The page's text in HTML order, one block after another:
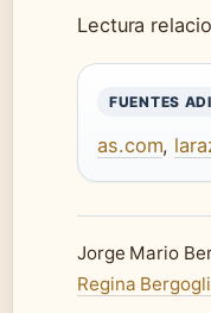
Lectura
FUENTES
as.com,
Jorge Mario
Regina